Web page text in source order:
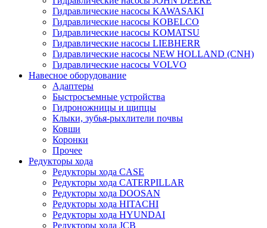
Гидравлические насосы KAWASAKI
Гидравлические насосы KOBELCO
Гидравлические насосы KOMATSU
Гидравлические насосы LIEBHERR
Гидравлические насосы NEW HOLLAND (CNH)
Гидравлические насосы VOLVO
Навесное оборудование
Адаптеры
Быстросъемные устройства
Гидроножницы и щипцы
Клыки, зубья-рыхлители почвы
Ковши
Коронки
Прочее
Редукторы хода
Редукторы хода CASE
Редукторы хода CATERPILLAR
Редукторы хода DOOSAN
Редукторы хода HITACHI
Редукторы хода HYUNDAI
Редукторы хода JCB